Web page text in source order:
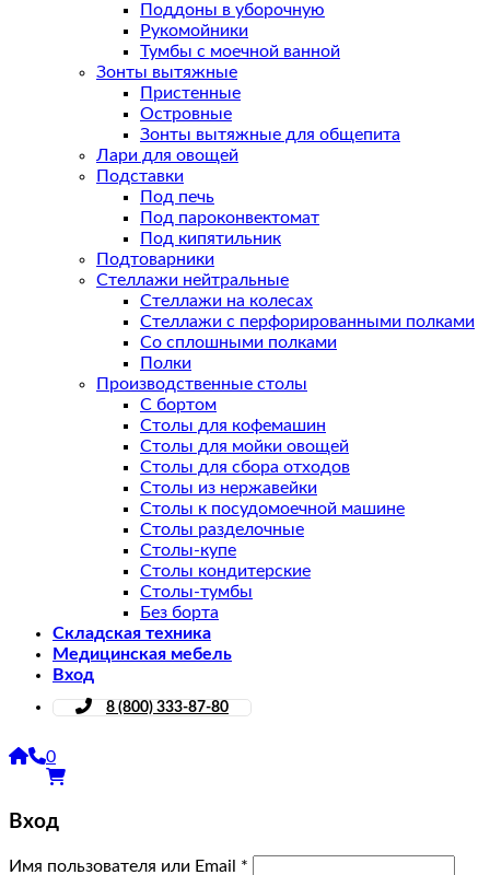
Поддоны в уборочную
Рукомойники
Тумбы с моечной ванной
Зонты вытяжные
Пристенные
Островные
Зонты вытяжные для общепита
Лари для овощей
Подставки
Под печь
Под пароконвектомат
Под кипятильник
Подтоварники
Стеллажи нейтральные
Стеллажи на колесах
Стеллажи с перфорированными полками
Со сплошными полками
Полки
Производственные столы
С бортом
Столы для кофемашин
Столы для мойки овощей
Столы для сбора отходов
Столы из нержавейки
Столы к посудомоечной машине
Столы разделочные
Столы-купе
Столы кондитерские
Столы-тумбы
Без борта
Складская техника
Медицинская мебель
Вход
8 (800) 333-87-80
0
Вход
Имя пользователя или Email *